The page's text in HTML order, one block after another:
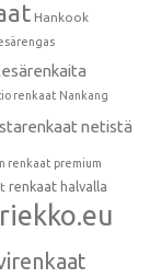
Hankook
renkaat Nankang
netistä
renkaat premium
renkaat halvalla
riekko.eu